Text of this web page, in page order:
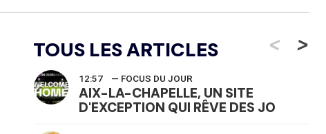
TOUS LES ARTICLES <
12:57 — FOCUS DU JOUR
AIX-LA-CHAPELLE, UN SITE
D'EXCEPTION QUI RÊVE DES JO
>